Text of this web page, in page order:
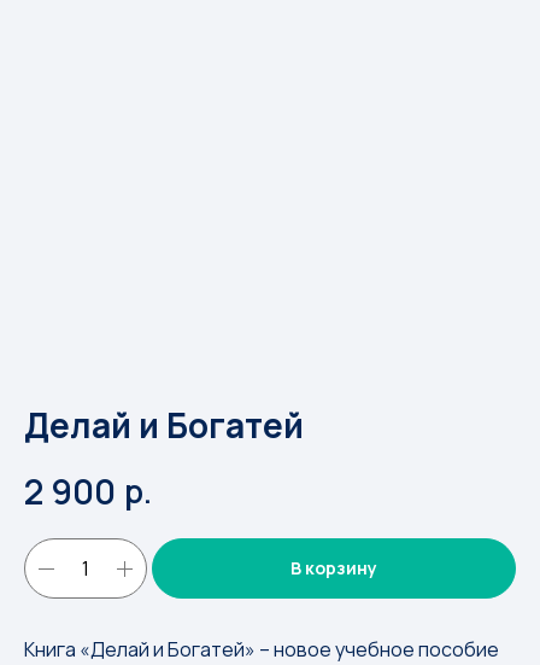
Делай и Богатей
2 900 р.
В корзину
Книга «Делай и Богатей» – новое учебное пособие